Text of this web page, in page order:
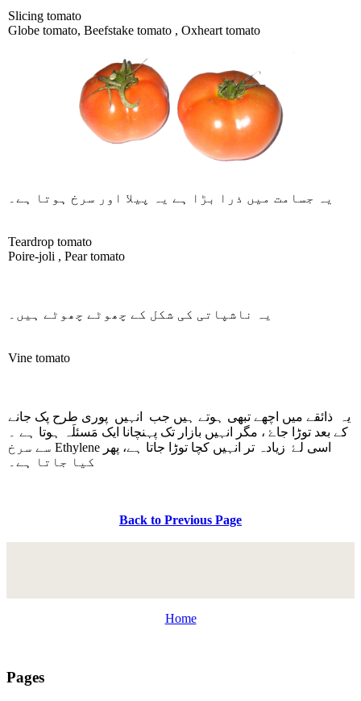
Slicing tomato
Globe tomato, Beefstake tomato , Oxheart tomato
Teardrop tomato
Poire-joli , Pear tomato
یہ ناشپاتی کی شکل کے چھوٹے چھوٹے ہیں۔
Vine tomato
یہ ذائقے میں اچھے تبھی ہوتے ہیں جب انہیں پوری طرح پک جانے
کے بعد توڑا جاۓ ، مگر انہیں بازار تک پہنچانا ایک مَسئلَہ ہوتا ہے ۔
اسی لۓ زیادہ تر انہیں کچا توڑا جاتا ہے، پھر Ethylene سے سرخ
کیا جاتا ہے۔
Back to Previous Page
Home
Pages